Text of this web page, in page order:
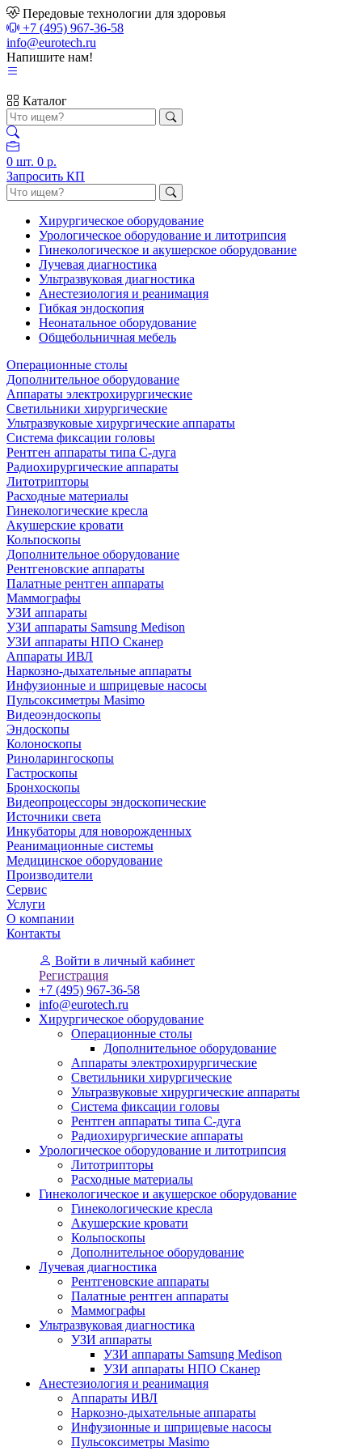
Передовые технологии для здоровья
+7 (495) 967-36-58
info@eurotech.ru
Напишите нам!
Каталог
0 шт. 0 р.
Запросить КП
Хирургическое оборудование
Урологическое оборудование и литотрипсия
Гинекологическое и акушерское оборудование
Лучевая диагностика
Ультразвуковая диагностика
Анестезиология и реанимация
Гибкая эндоскопия
Неонатальное оборудование
Общебольничная мебель
Операционные столы
Дополнительное оборудование
Аппараты электрохирургические
Светильники хирургические
Ультразвуковые хирургические аппараты
Система фиксации головы
Рентген аппараты типа С-дуга
Радиохирургические аппараты
Литотрипторы
Расходные материалы
Гинекологические кресла
Акушерские кровати
Кольпоскопы
Дополнительное оборудование
Рентгеновские аппараты
Палатные рентген аппараты
Маммографы
УЗИ аппараты
УЗИ аппараты Samsung Medison
УЗИ аппараты НПО Сканер
Аппараты ИВЛ
Наркозно-дыхательные аппараты
Инфузионные и шприцевые насосы
Пульсоксиметры Masimo
Видеоэндоскопы
Эндоскопы
Колоноскопы
Риноларингоскопы
Гастроскопы
Бронхоскопы
Видеопроцессоры эндоскопические
Источники света
Инкубаторы для новорожденных
Реанимационные системы
Медицинское оборудование
Производители
Сервис
Услуги
О компании
Контакты
Войти в личный кабинет
Регистрация
+7 (495) 967-36-58
info@eurotech.ru
Хирургическое оборудование
Операционные столы
Дополнительное оборудование
Аппараты электрохирургические
Светильники хирургические
Ультразвуковые хирургические аппараты
Система фиксации головы
Рентген аппараты типа С-дуга
Радиохирургические аппараты
Урологическое оборудование и литотрипсия
Литотрипторы
Расходные материалы
Гинекологическое и акушерское оборудование
Гинекологические кресла
Акушерские кровати
Кольпоскопы
Дополнительное оборудование
Лучевая диагностика
Рентгеновские аппараты
Палатные рентген аппараты
Маммографы
Ультразвуковая диагностика
УЗИ аппараты
УЗИ аппараты Samsung Medison
УЗИ аппараты НПО Сканер
Анестезиология и реанимация
Аппараты ИВЛ
Наркозно-дыхательные аппараты
Инфузионные и шприцевые насосы
Пульсоксиметры Masimo